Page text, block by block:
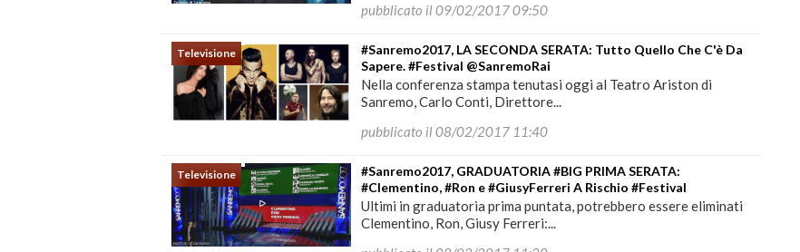
pubblicato il 09/02/2017 09:50
Televisione
#Sanremo2017, LA SECONDA SERATA: Tutto Quello Che C'è Da
Sapere. #Festival @SanremoRai
Nella conferenza stampa tenutasi oggi al Teatro Ariston di
Sanremo, Carlo Conti, Direttore...
pubblicato il 08/02/2017 11:40
Televisione
#Sanremo2017, GRADUATORIA #BIG PRIMA SERATA:
#Clementino, #Ron e #GiusyFerreri A Rischio #Festival
Ultimi in graduatoria prima puntata, potrebbero essere eliminati
Clementino, Ron, Giusy Ferreri:...